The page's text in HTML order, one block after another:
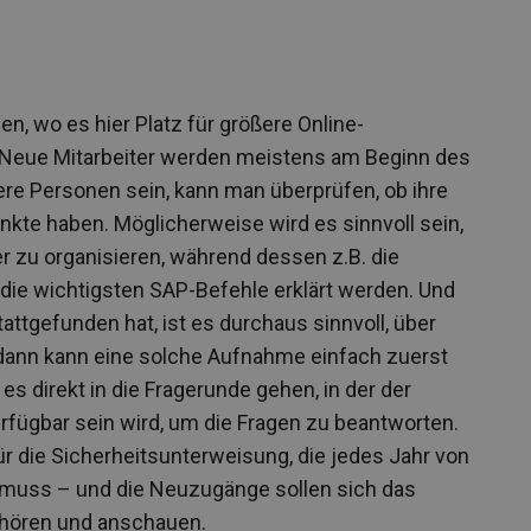
wo es hier Platz für größere Online-
Mitarbeiter werden meistens am Beginn des
Personen sein, kann man überprüfen, ob ihre
haben. Möglicherweise wird es sinnvoll sein,
zu organisieren, während dessen z.B. die
wichtigsten SAP-Befehle erklärt werden. Und
hat, ist es durchaus sinnvoll, über
kann eine solche Aufnahme einfach zuerst
direkt in die Fragerunde gehen, in der der
sein wird, um die Fragen zu beantworten.
die Sicherheitsunterweisung, die jedes Jahr von
– und die Neuzugänge sollen sich das
und anschauen.